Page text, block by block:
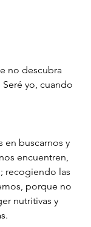
no descubra
yo, cuando
en buscarnos y
encuentren,
recogiendo las
porque no
nutritivas y